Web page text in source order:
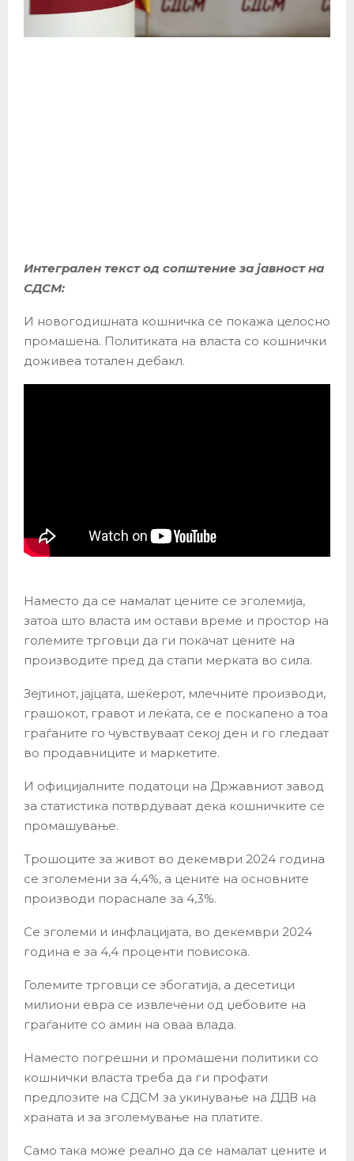
Интегрален текст од сопштение за јавност на
СДСМ:
И новогодишната кошничка се покажа целосно
промашена. Политиката на власта со кошнички
доживеа тотален дебакл.
Наместо да се намалат цените се зголемија,
затоа што власта им остави време и простор на
големите трговци да ги покачат цените на
производите пред да стапи мерката во сила.
Зејтинот, јајцата, шеќерот, млечните производи,
грашокот, гравот и леќата, се е поскапено а тоа
граѓаните го чувствуваат секој ден и го гледаат
во продавниците и маркетите.
И официјалните податоци на Државниот завод
за статистика потврдуваат дека кошничките се
промашување.
Трошоците за живот во декември 2024 година
се зголемени за 4,4%, а цените на основните
производи пораснале за 4,3%.
Се зголеми и инфлацијата, во декември 2024
година е за 4,4 проценти повисока.
Големите трговци се збогатија, а десетици
милиони евра се извлечени од џебовите на
граѓаните со амин на оваа влада.
Наместо погрешни и промашени политики со
кошнички власта треба да ги профати
предлозите на СДСМ за укинување на ДДВ на
храната и за зголемување на платите.
Само така може реално да се намалат цените и